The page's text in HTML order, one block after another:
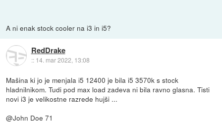
A ni enak stock cooler na i3 in i5?
RedDrake
:: 14. mar 2022, 13:08
Mašina ki jo je menjala i5 12400 je bila i5 3570k s stock
hladnilnikom. Tudi pod max load zadeva ni bila ravno glasna. Tisti
novi i3 je velikostne razrede hujši ...
@John Doe 71